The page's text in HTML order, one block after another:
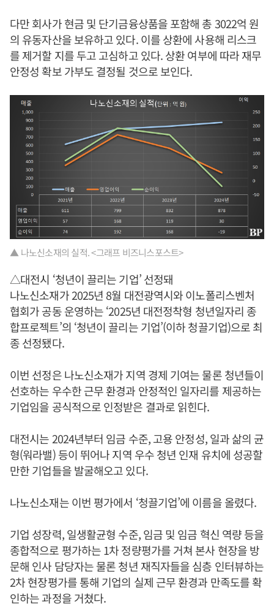
다만 회사가 현금 및 단기금융상품을 포함해 총 3022억 원
의 유동자산을 보유하고 있다. 이를 상환에 사용해 리스크
를 제거할 지를 두고 고심하고 있다. 상환 여부에 따라 재무
안정성 확보 가부도 결정될 것으로 보인다.
▲ 나노신소재의 실적. <그래프 비즈니스포스트>
△대전시 ‘청년이 끌리는 기업’ 선정돼
나노신소재가 2025년 8월 대전광역시와 이노폴리스벤처
협회가 공동 운영하는 ‘2025년 대전정착형 청년일자리 종
합프로젝트’의 ‘청년이 끌리는 기업’(이하 청끌기업)으로 최
종 선정됐다.
이번 선정은 나노신소재가 지역 경제 기여는 물론 청년들이
선호하는 우수한 근무 환경과 안정적인 일자리를 제공하는
기업임을 공식적으로 인정받은 결과로 읽힌다.
대전시는 2024년부터 임금 수준, 고용 안정성, 일과 삶의 균
형(워라밸) 등이 뛰어나 지역 우수 청년 인재 유치에 성공할
만한 기업들을 발굴해오고 있다.
나노신소재는 이번 평가에서 ‘청끌기업’에 이름을 올렸다.
기업 성장력, 일생활균형 수준, 임금 및 임금 혁신 역량 등을
종합적으로 평가하는 1차 정량평가를 거쳐 본사 현장을 방
문해 인사 담당자는 물론 청년 재직자들을 심층 인터뷰하는
2차 현장평가를 통해 기업의 실제 근무 환경과 만족도를 확
인하는 과정을 거쳤다.